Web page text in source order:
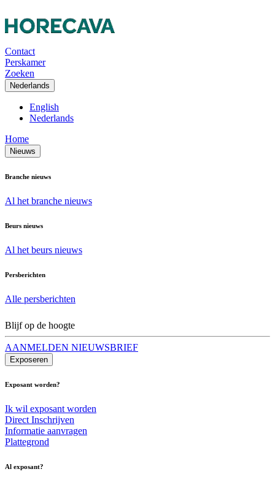
Contact
Perskamer
Zoeken
Nederlands
English
Nederlands
Home
Nieuws
Branche nieuws
Al het branche nieuws
Beurs nieuws
Al het beurs nieuws
Persberichten
Alle persberichten
Blijf op de hoogte
AANMELDEN NIEUWSBRIEF
Exposeren
Exposant worden?
Ik wil exposant worden
Direct Inschrijven
Informatie aanvragen
Plattegrond
Al exposant?